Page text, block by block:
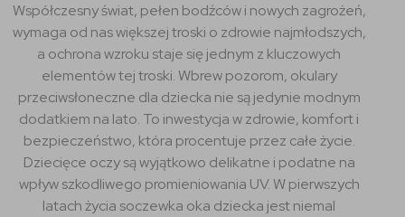
Współczesny świat, pełen bodźców i nowych zagrożeń,
wymaga od nas większej troski o zdrowie najmłodszych,
a ochrona wzroku staje się jednym z kluczowych
elementów tej troski. Wbrew pozorom, okulary
przeciwsłoneczne dla dziecka nie są jedynie modnym
dodatkiem na lato. To inwestycja w zdrowie, komfort i
bezpieczeństwo, która procentuje przez całe życie.
Dziecięce oczy są wyjątkowo delikatne i podatne na
wpływ szkodliwego promieniowania UV. W pierwszych
latach życia soczewka oka dziecka jest niemal